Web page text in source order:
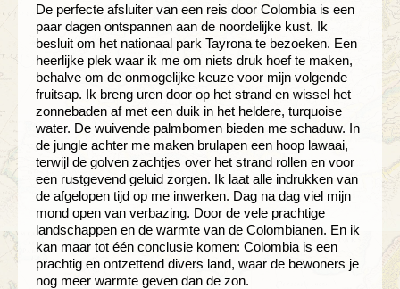
De perfecte afsluiter van een reis door Colombia is een
paar dagen ontspannen aan de noordelijke kust. Ik
besluit om het nationaal park Tayrona te bezoeken. Een
heerlijke plek waar ik me om niets druk hoef te maken,
behalve om de onmogelijke keuze voor mijn volgende
fruitsap. Ik breng uren door op het strand en wissel het
zonnebaden af met een duik in het heldere, turquoise
water. De wuivende palmbomen bieden me schaduw. In
de jungle achter me maken brulapen een hoop lawaai,
terwijl de golven zachtjes over het strand rollen en voor
een rustgevend geluid zorgen. Ik laat alle indrukken van
de afgelopen tijd op me inwerken. Dag na dag viel mijn
mond open van verbazing. Door de vele prachtige
landschappen en de warmte van de Colombianen. En ik
kan maar tot één conclusie komen: Colombia is een
prachtig en ontzettend divers land, waar de bewoners je
nog meer warmte geven dan de zon.